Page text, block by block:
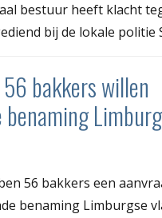
bestuur heeft klacht
bij de lokale politie
56 bakkers willen
56 bakkers een
benaming Limburgse